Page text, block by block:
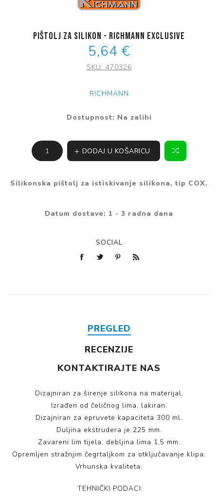
Pištolj za silikon - Richmann Exclusive
5,64 €
SKU: 470326
RICHMANN
Dostupnost: Na zalihi
DODAJ U KOŠARICU
Silikonska pištolj za istiskivanje silikona, tip COX.
Datum dostave: 1 - 3 radna dana
SOCIAL
PREGLED
RECENZIJE
KONTAKTIRAJTE NAS
Dizajniran za širenje silikona na materijal.
Izrađen od čeličnog lima, lakiran.
Dizajniran za epruvete kapaciteta 300 ml.
Duljina ekstrudera je 225 mm.
Zavareni lim tijela, debljina lima 1,5 mm.
Opremljen stražnjim čegrtaljkom za otključavanje klipa.
Vrhunska kvaliteta.
TEHNIČKI PODACI: